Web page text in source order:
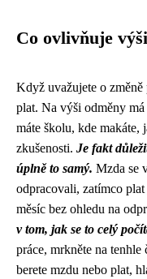
Co ovlivňuje
Když uvažujete o změně
plat. Na výši odměny
máte školu, kde makáte,
zkušenosti. Je fakt
úplně to samý. Mzda se
odpracovali, zatímco
měsíc bez ohledu na
v tom, jak se to celý
práce, mrkněte na tenhle
berete mzdu nebo plat,